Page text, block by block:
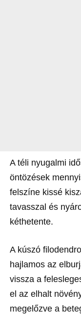
A téli nyugalmi
öntözések
felszíne kissé
tavasszal és
kéthetente.
A kúszó
hajlamos az
vissza a
el az elhalt
megelőzve a